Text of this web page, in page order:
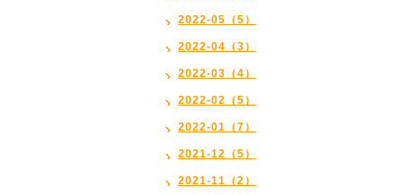
2022-05（5）
2022-04（3）
2022-03（4）
2022-02（5）
2022-01（7）
2021-12（5）
2021-11（2）